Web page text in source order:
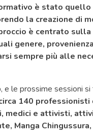
è stato quello
la creazione di
è centrato sulla
genere,
sempre più alle
e le prossime sessioni
140
medici e attivisti,
Manga Chingussura,